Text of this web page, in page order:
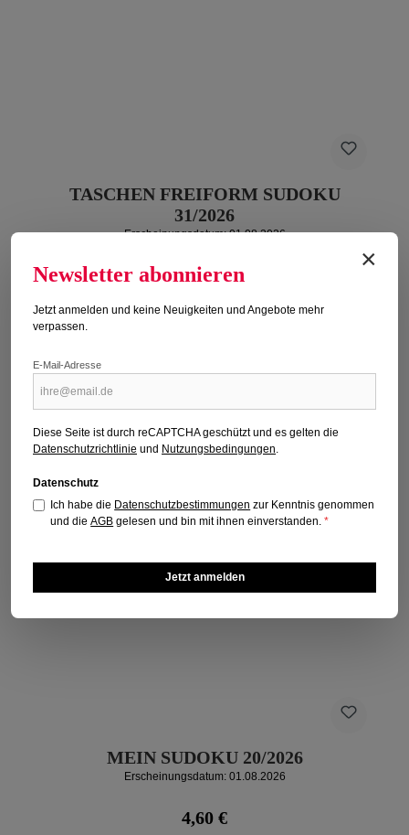
TASCHEN FREIFORM SUDOKU
31/2026
Erscheinungsdatum: 01.08.2026
Regulärer Preis:
6,90 €
MEIN SUDOKU 20/2026
Erscheinungsdatum: 01.08.2026
Regulärer Preis:
4,60 €
×
Newsletter abonnieren
Jetzt anmelden und keine Neuigkeiten und Angebote mehr
verpassen.
E-Mail-Adresse
Diese Seite ist durch reCAPTCHA geschützt und es gelten die
Datenschutzrichtlinie und Nutzungsbedingungen
Datenschutz
Ich habe die Datenschutzbestimmungen zur Kenntnis genommen
und dieAGB gelesen und bin mit ihnen einverstanden.*
Jetzt anmelden